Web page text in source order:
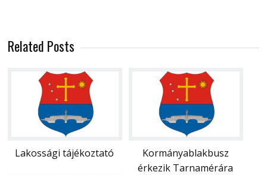
Related Posts
Lakossági tájékoztató
Kormányablakbusz
érkezik Tarnamérára